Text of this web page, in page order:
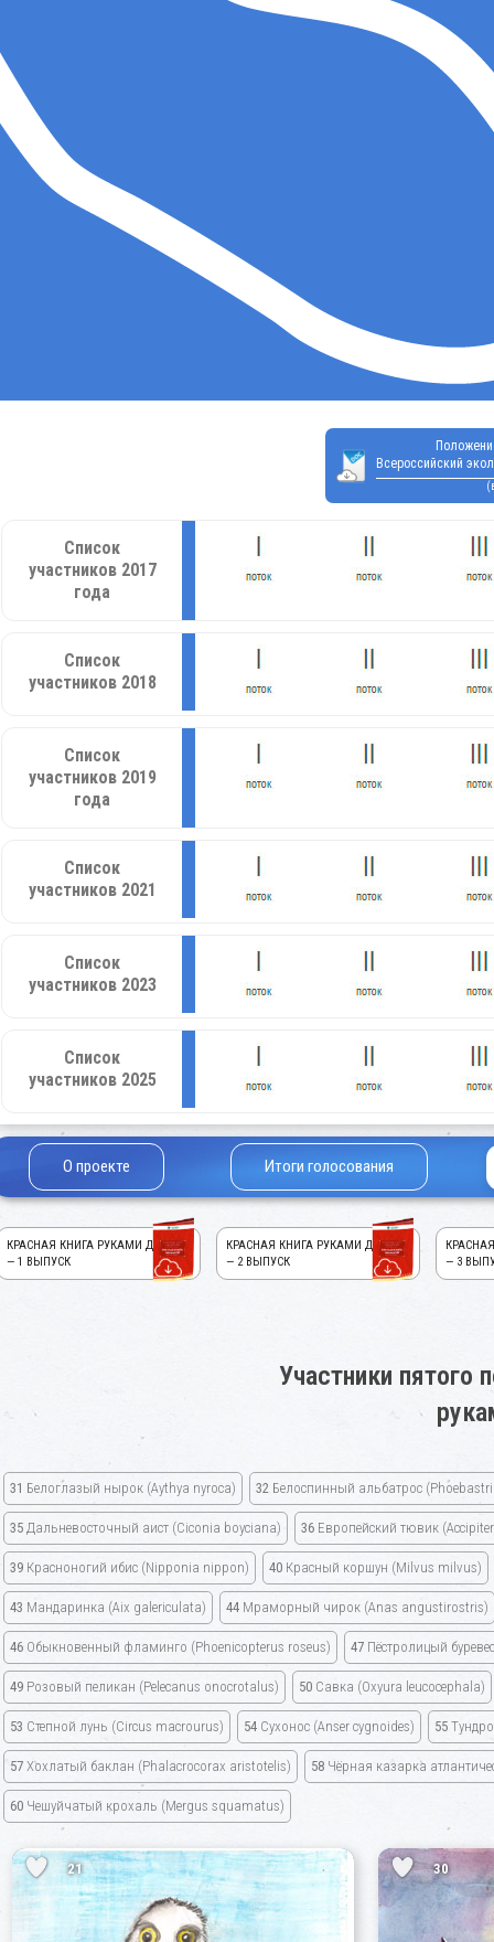
Всероссийский
Список
участников 2017
года
Список
участников 2018
Список
участников 2019
года
Список
участников 2021
Список
участников 2023
Список
участников 2025
О проекте Итоги голосования
КРАСНАЯ КНИГА РУКАМИ ДЕТЕЙ!
— 1 ВЫПУСК
КРАСНАЯ КНИГА РУКАМИ ДЕТЕЙ!
— 2 ВЫПУСК
— 3
Участники пятого
31 Белоглазый нырок (Aythya nyroca) 32 Белоспинный альбатрос
35 Дальневосточный аист (Ciconia boyciana) 36 Европейский тювик
39 Красноногий ибис (Nipponia nippon) 40 Красный коршун (Milvus milvus)
43 Мандаринка (Aix galericulata) 44 Мраморный чирок (Anas angustirostris)
46 Обыкновенный фламинго (Phoenicopterus roseus) 47 Пёстролицый
49 Розовый пеликан (Pelecanus onocrotalus) 50 Савка (Oxyura leucocephala)
53 Степной лунь (Circus macrourus) 54 Сухонос (Anser cygnoides) 55
57 Хохлатый баклан (Phalacrocorax aristotelis) 58 Чёрная казарка
60 Чешуйчатый крохаль (Mergus squamatus)
21 30